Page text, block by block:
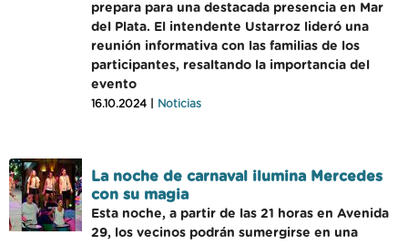
prepara para una destacada presencia en Mar
del Plata. El intendente Ustarroz lideró una
reunión informativa con las familias de los
participantes, resaltando la importancia del
evento
16.10.2024 | Noticias
La noche de carnaval ilumina Mercedes
con su magia
Esta noche, a partir de las 21 horas en Avenida
29, los vecinos podrán sumergirse en una